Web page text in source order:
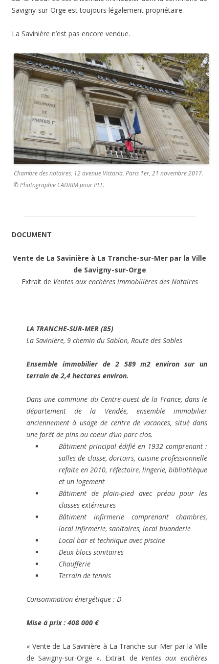
Savigny-sur-Orge est toujours légalement propriétaire.
La Savinière n’est pas encore vendue.
Chambre des notaires, 12 avenue Victoria, Paris 1er, 21 novembre 2017.
© Photographie CAD/BM pour PEE.
DOCUMENT
Vente de La Savinière à La Tranche-sur-Mer par la Ville
de Savigny-sur-Orge
Extrait de Ventes aux enchères immobilières des Notaires
LA TRANCHE-SUR-MER (85)
La Savinière, 9 chemin du Sablon, Route des Sables
Ensemble immobilier de 2 589 m2 environ sur un
terrain de 2,4 hectares environ.
Dans une commune du Centre-ouest de la France, dans le
département de la Vendée, ensemble immobilier
anciennement à usage de centre de vacances, situé dans
une forêt de pins au coeur d’un parc clos.
Bâtiment principal édifié en 1932 comprenant :
salles de classe, dortoirs, cuisine professionnelle
refaite en 2010, réfectoire, lingerie, bibliothèque
et un logement
Bâtiment de plain-pied avec préau pour les
classes extérieures
Bâtiment infirmerie comprenant chambres,
local infirmerie, sanitaires, local buanderie
Local bar et technique avec piscine
Deux blocs sanitaires
Chaufferie
Terrain de tennis
Consommation énergétique : D
Mise à prix : 408 000 €
« Vente de La Savinière à La Tranche-sur-Mer par la Ville
de Savigny-sur-Orge ». Extrait de Ventes aux enchères